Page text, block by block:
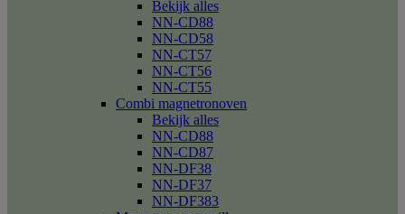
Bekijk alles
NN-CD88
NN-CD58
NN-CT57
NN-CT56
NN-CT55
Combi magnetronoven
Bekijk alles
NN-CD88
NN-CD87
NN-DF38
NN-DF37
NN-DF383